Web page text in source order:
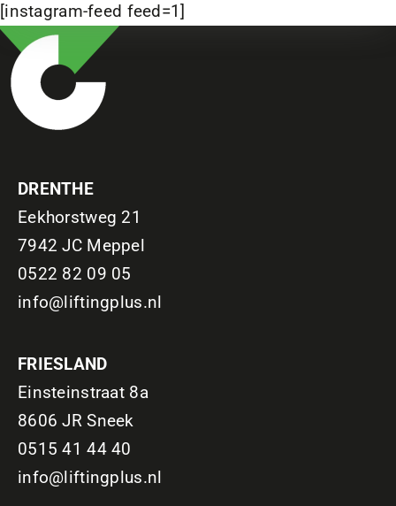
[instagram-feed feed=1]
DRENTHE
Eekhorstweg 21
7942 JC Meppel
0522 82 09 05
info@liftingplus.nl
FRIESLAND
Einsteinstraat 8a
8606 JR Sneek
0515 41 44 40
info@liftingplus.nl